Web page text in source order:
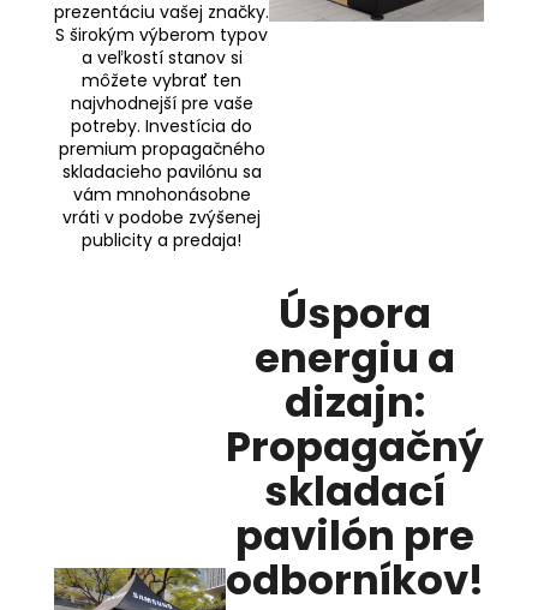
prezentáciu vašej značky.
S širokým výberom typov
a veľkostí stanov si
môžete vybrať ten
najvhodnejší pre vaše
potreby. Investícia do
premium propagačného
skladacieho pavilónu sa
vám mnohonásobne
vráti v podobe zvýšenej
publicity a predaja!
Úspora
energiu a
dizajn:
Propagačný
skladací
pavilón pre
odborníkov!